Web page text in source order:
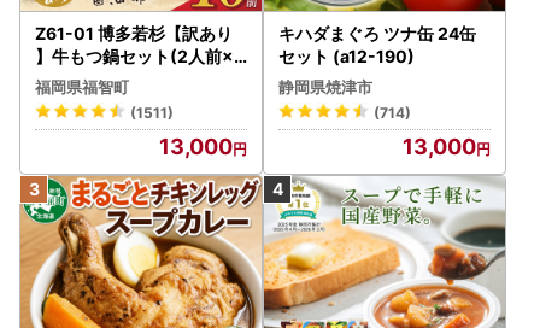
Z61-01 博多若杉【訳あり
】牛もつ鍋セット(2人前×5
) 10人前 もつ鍋
福岡県福智町
(1511)
13,000
キハダまぐろ ツナ缶 24缶
セット (a12-190)
静岡県焼津市
(714)
13,000